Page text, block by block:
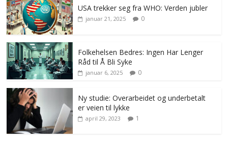
USA trekker seg fra WHO: Verden jubler
januar 21, 2025 0
Folkehelsen Bedres: Ingen Har Lenger
Råd til Å Bli Syke
januar 6, 2025 0
Ny studie: Overarbeidet og underbetalt
er veien til lykke
april 29, 2023 1